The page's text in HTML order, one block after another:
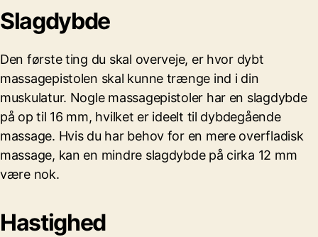
Slagdybde
Den første ting du skal overveje, er hvor dybt
massagepistolen skal kunne trænge ind i din
muskulatur. Nogle massagepistoler har en slagdybde
på op til 16 mm, hvilket er ideelt til dybdegående
massage. Hvis du har behov for en mere overfladisk
massage, kan en mindre slagdybde på cirka 12 mm
være nok.
Hastighed